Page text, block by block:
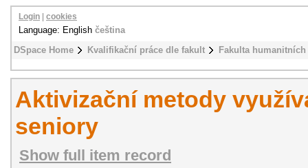
DSpace Home Kvalifikační práce dle fakult Fakulta
Login cookies
Language: English čeština
Aktivizační metody
seniory
Show full item record